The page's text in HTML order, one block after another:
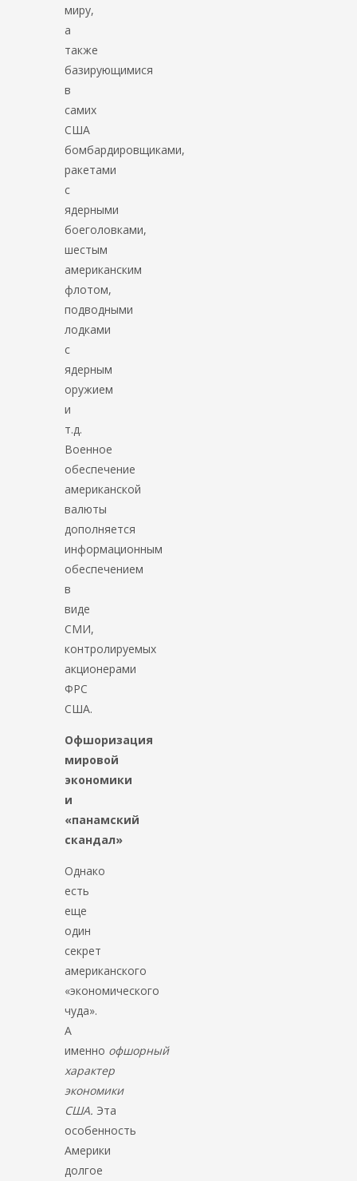
миру,
а
также
базирующимися
в
самих
США
бомбардировщиками,
ракетами
с
ядерными
боеголовками,
шестым
американским
флотом,
подводными
лодками
с
ядерным
оружием
и
т.д.
Военное
обеспечение
американской
валюты
дополняется
информационным
обеспечением
в
виде
СМИ,
контролируемых
акционерами
ФРС
США.
Офшоризация
мировой
экономики
и
«панамский
скандал»
Однако
есть
еще
один
секрет
американского
«экономического
чуда».
А
именно офшорный
характер
экономики
США. Эта
особенность
Америки
долгое